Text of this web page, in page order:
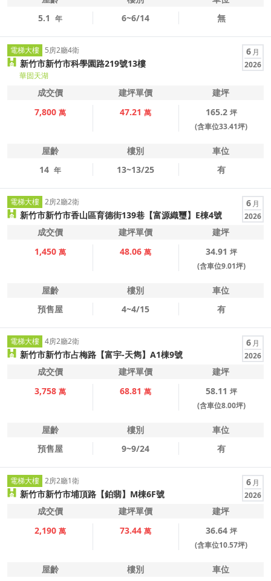
5.1 年 6~6/14 無
電梯大樓 5房2廳4衛
新竹市新竹市科學園路219號13樓
華固天湖
6 月
2026
成交價 建坪單價
建坪
7,800 萬 47.21 萬 165.2 坪
(含車位33.41坪)
屋齡 樓別
車位
14 年 13~13/25 有
電梯大樓 2房2廳2衛
新竹市新竹市香山區育德街139巷【富源織璽】E棟4號
6 月
2026
成交價 建坪單價
建坪
1,450 萬 48.06 萬 34.91 坪
(含車位9.01坪)
屋齡 樓別
車位
預售屋
4~4/15 有
電梯大樓 4房2廳2衛
新竹市新竹市占梅路【富宇-天雋】A1棟9號
6 月
2026
成交價 建坪單價
建坪
3,758 萬 68.81 萬 58.11 坪
(含車位8.00坪)
屋齡 樓別
車位
預售屋
9~9/24 有
電梯大樓 2房2廳1衛
新竹市新竹市埔頂路【鉑翡】M棟6F號
6 月
2026
成交價 建坪單價
建坪
2,190 萬 73.44 萬 36.64 坪
(含車位10.57坪)
屋齡 樓別
車位